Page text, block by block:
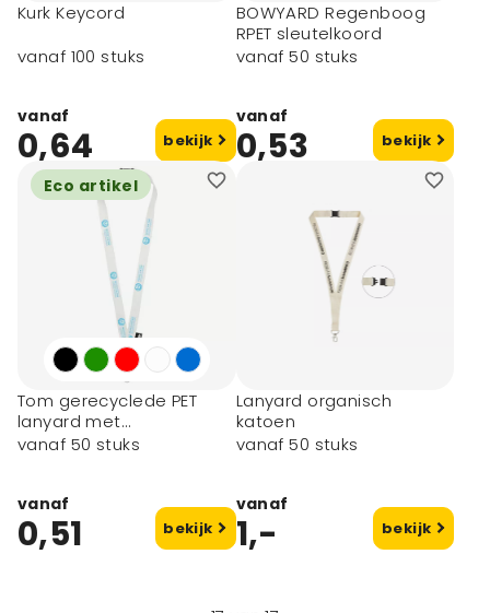
Kurk Keycord
vanaf 100 stuks
vanaf
0,64 bekijk
BOWYARD Regenboog
RPET sleutelkoord
vanaf 50 stuks
vanaf
0,53 bekijk
Eco artikel
Tom gerecyclede PET
lanyard met
veiligheidssluiting
vanaf 50 stuks
vanaf
0,51 bekijk
Lanyard organisch
katoen
vanaf 50 stuks
vanaf
1,- bekijk